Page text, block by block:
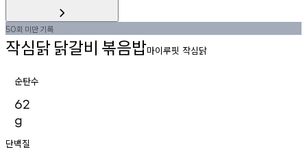
50회 미만기록
작심닭닭갈비 볶음밥마이루핏 작심닭
순탄수
62
g
단백질